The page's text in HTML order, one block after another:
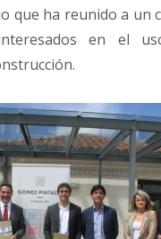
que ha reunido a un
en el